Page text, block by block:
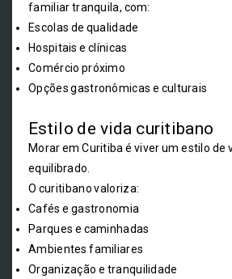
familiar tranquila, com:
Escolas de qualidade
Hospitais e clínicas
Comércio próximo
Opções gastronômicas e culturais
Estilo de vida curitibano
Morar em Curitiba é viver um estilo de
equilibrado.
O curitibano valoriza:
Cafés e gastronomia
Parques e caminhadas
Ambientes familiares
Organização e tranquilidade